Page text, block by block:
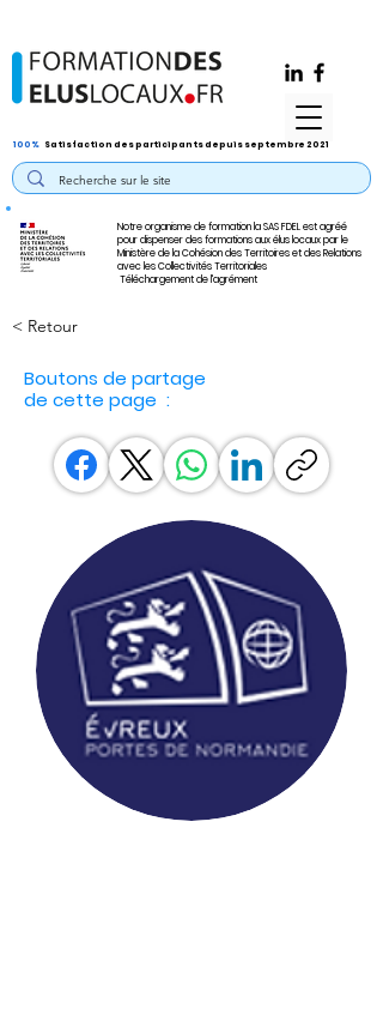
Notre organisme de formation la SAS FDEL est agréé
pour dispenser des formations aux élus locaux par le
Ministère de la Cohésion des Territoires et des Relations
avec les Collectivités Territoriales
Téléchargement de l'agrément
100% Satisfaction des participants depuis septembre 2021
< Retour
Boutons de partage
de cette page :